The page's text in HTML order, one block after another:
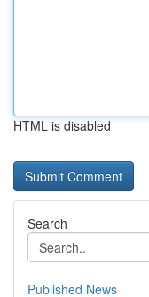
HTML is disabled
Search
Published News